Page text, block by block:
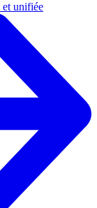
unifiée